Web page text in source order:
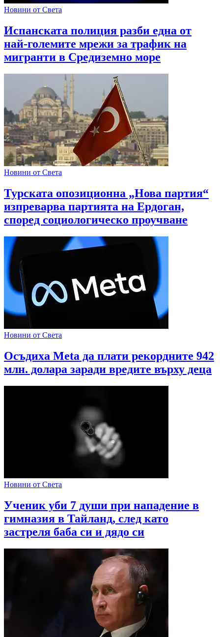
Новини от Света
Испанската полиция разби една от
най-големите мрежи за трафик на
мигранти в Средиземно море
Новини от Света
Турската опозиционна „Нова партия“
изпреварва партията на Ердоган,
според социологическо проучване
Новини от Света
Осъдиха Meta да плати рекордните 942
млн. долара заради вредите върху деца
Новини от Света
Ученик уби 7 души при нападение в
гимназия в Тайланд, след като
застреля баба си и дядо си